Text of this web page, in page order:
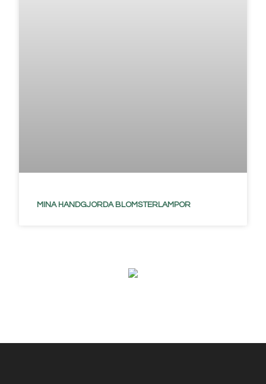
MINA HANDGJORDA BLOMSTERLAMPOR